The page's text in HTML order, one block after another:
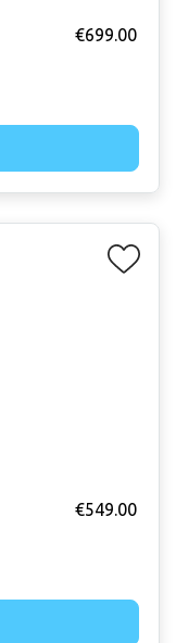
€699.00
€549.00